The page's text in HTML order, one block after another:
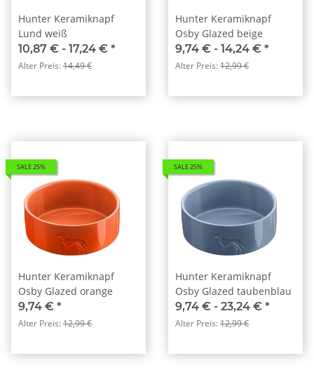
Hunter Keramiknapf
Lund weiß
10,87 € - 17,24 € *
Alter Preis:14,49 €
Hunter Keramiknapf
Osby Glazed beige
9,74 € - 14,24 € *
Alter Preis:12,99 €
SALE 25%
Hunter Keramiknapf
Osby Glazed orange
9,74 € *
Alter Preis:12,99 €
SALE 25%
Hunter Keramiknapf
Osby Glazed taubenblau
9,74 € - 23,24 € *
Alter Preis:12,99 €